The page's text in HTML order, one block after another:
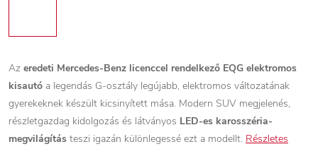
Az eredeti Mercedes-Benz licenccel rendelkező EQG elektromos
kisautó a legendás G-osztály legújabb, elektromos változatának
gyerekeknek készült kicsinyített mása. Modern SUV megjelenés,
részletgazdag kidolgozás és látványos LED-es karosszéria-
megvilágítás teszi igazán különlegessé ezt a modellt. Részletes